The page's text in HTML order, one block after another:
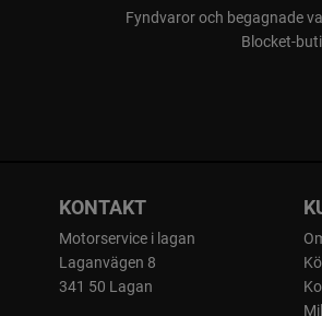
Fyndvaror och begagnade
Blocket-
KONTAKT
Motorservice i lagan
Laganvägen 8
341 50 Lagan